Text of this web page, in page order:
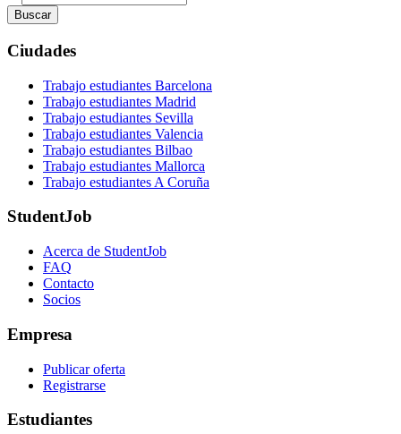
Buscar
Ciudades
Trabajo estudiantes Barcelona
Trabajo estudiantes Madrid
Trabajo estudiantes Sevilla
Trabajo estudiantes Valencia
Trabajo estudiantes Bilbao
Trabajo estudiantes Mallorca
Trabajo estudiantes A Coruña
StudentJob
Acerca de StudentJob
FAQ
Contacto
Socios
Empresa
Publicar oferta
Registrarse
Estudiantes